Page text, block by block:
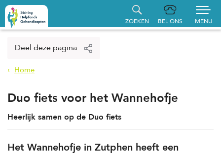
ZOEKEN BEL ONS MENU
Aanvraag indienen
Gerealiseerde aanvragen
Hulpfonds steunen
Home
Deel deze pagina
Duo fiets voor het Wannehofje
Heerlijk samen op de Duo fiets
Het Wannehofje in Zutphen heeft een